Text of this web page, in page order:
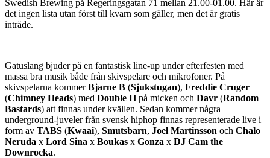
Swedish Brewing på Regeringsgatan 71 mellan 21.00-01.00. Här är
det ingen lista utan först till kvarn som gäller, men det är gratis
inträde.
Gatuslang bjuder på en fantastisk line-up under efterfesten med
massa bra musik både från skivspelare och mikrofoner. På
skivspelarna kommerBjarne B (Sjukstugan), Freddie Cruger
(Chimney Heads) med Double Hpå micken och Davr (Random
Bastards) att finnas under kvällen. Sedan kommer några
underground-juveler från svensk hiphop finnas representerade live i
form av TABS (Kwaai), Smutsbarn, Joel Martinsson och Chalo
Neruda x Lord Sina x Boukas x Gonza x DJ Cam the
Downrocka.